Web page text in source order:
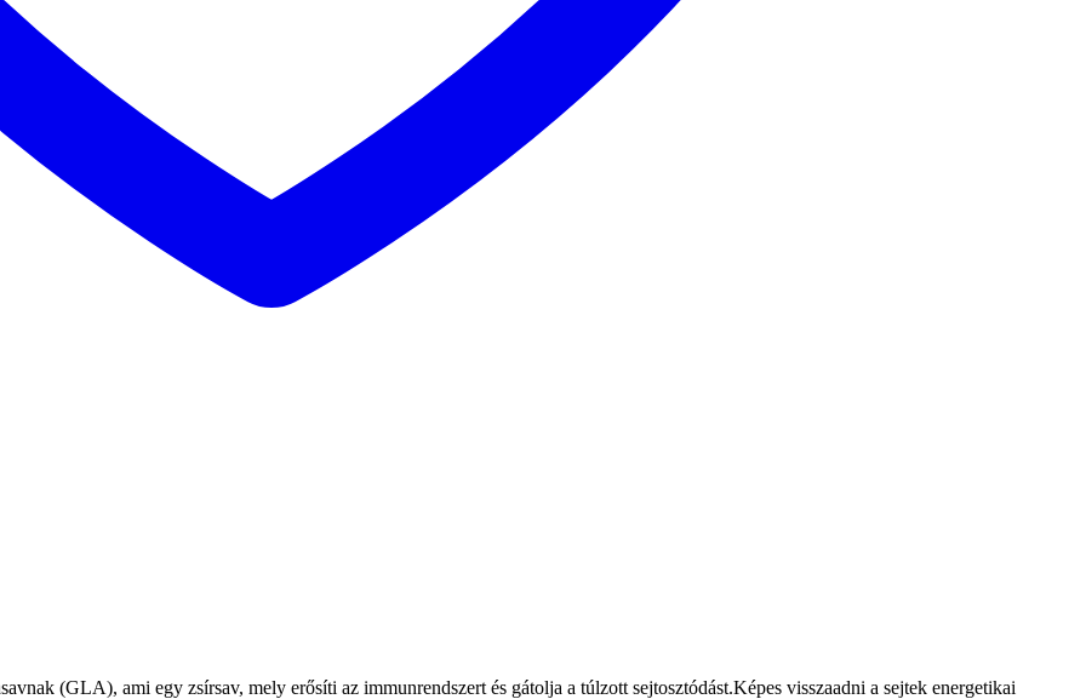
(GLA), ami egy zsírsav, mely erősíti az immunrendszert és gátolja a túlzott sejtosztódást.Képes visszaadni a sejtek energetikai